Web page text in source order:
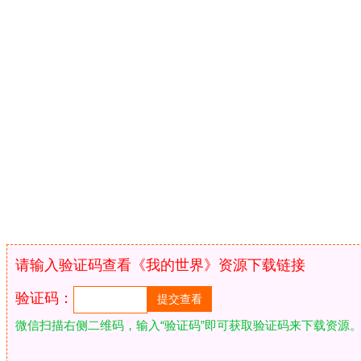
请输入验证码查看《我的世界》资源下载链接
验证码：
微信扫描右侧二维码，输入“验证码”即可获取验证码来下载资源。